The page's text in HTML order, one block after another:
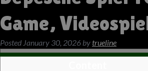
Game,
Posted January 30, 2026 by trueline